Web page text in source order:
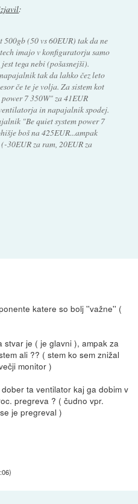
:
(50 vs 60EUR) tak da ne
imajo v konfiguratorju samo
tega nebi (pošasnejši).
tak da lahko čez leto
če te je volja. Za sistem kot
7 350W" za 41EUR
in napajalnik spodej.
"Be quiet system power 7
boš na 425EUR...ampak
30EUR za ram, 20EUR za
katere so bolj ''važne'' (
stvar je ( je glavni ), ampak za
ali ?? ( stem ko sem znižal
monitor )
ta ventilator kaj ga dobim v
pregreva ? ( čudno vpr.
je pregreval )
)